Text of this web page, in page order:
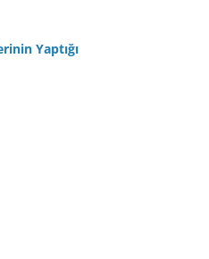
Yaptığı